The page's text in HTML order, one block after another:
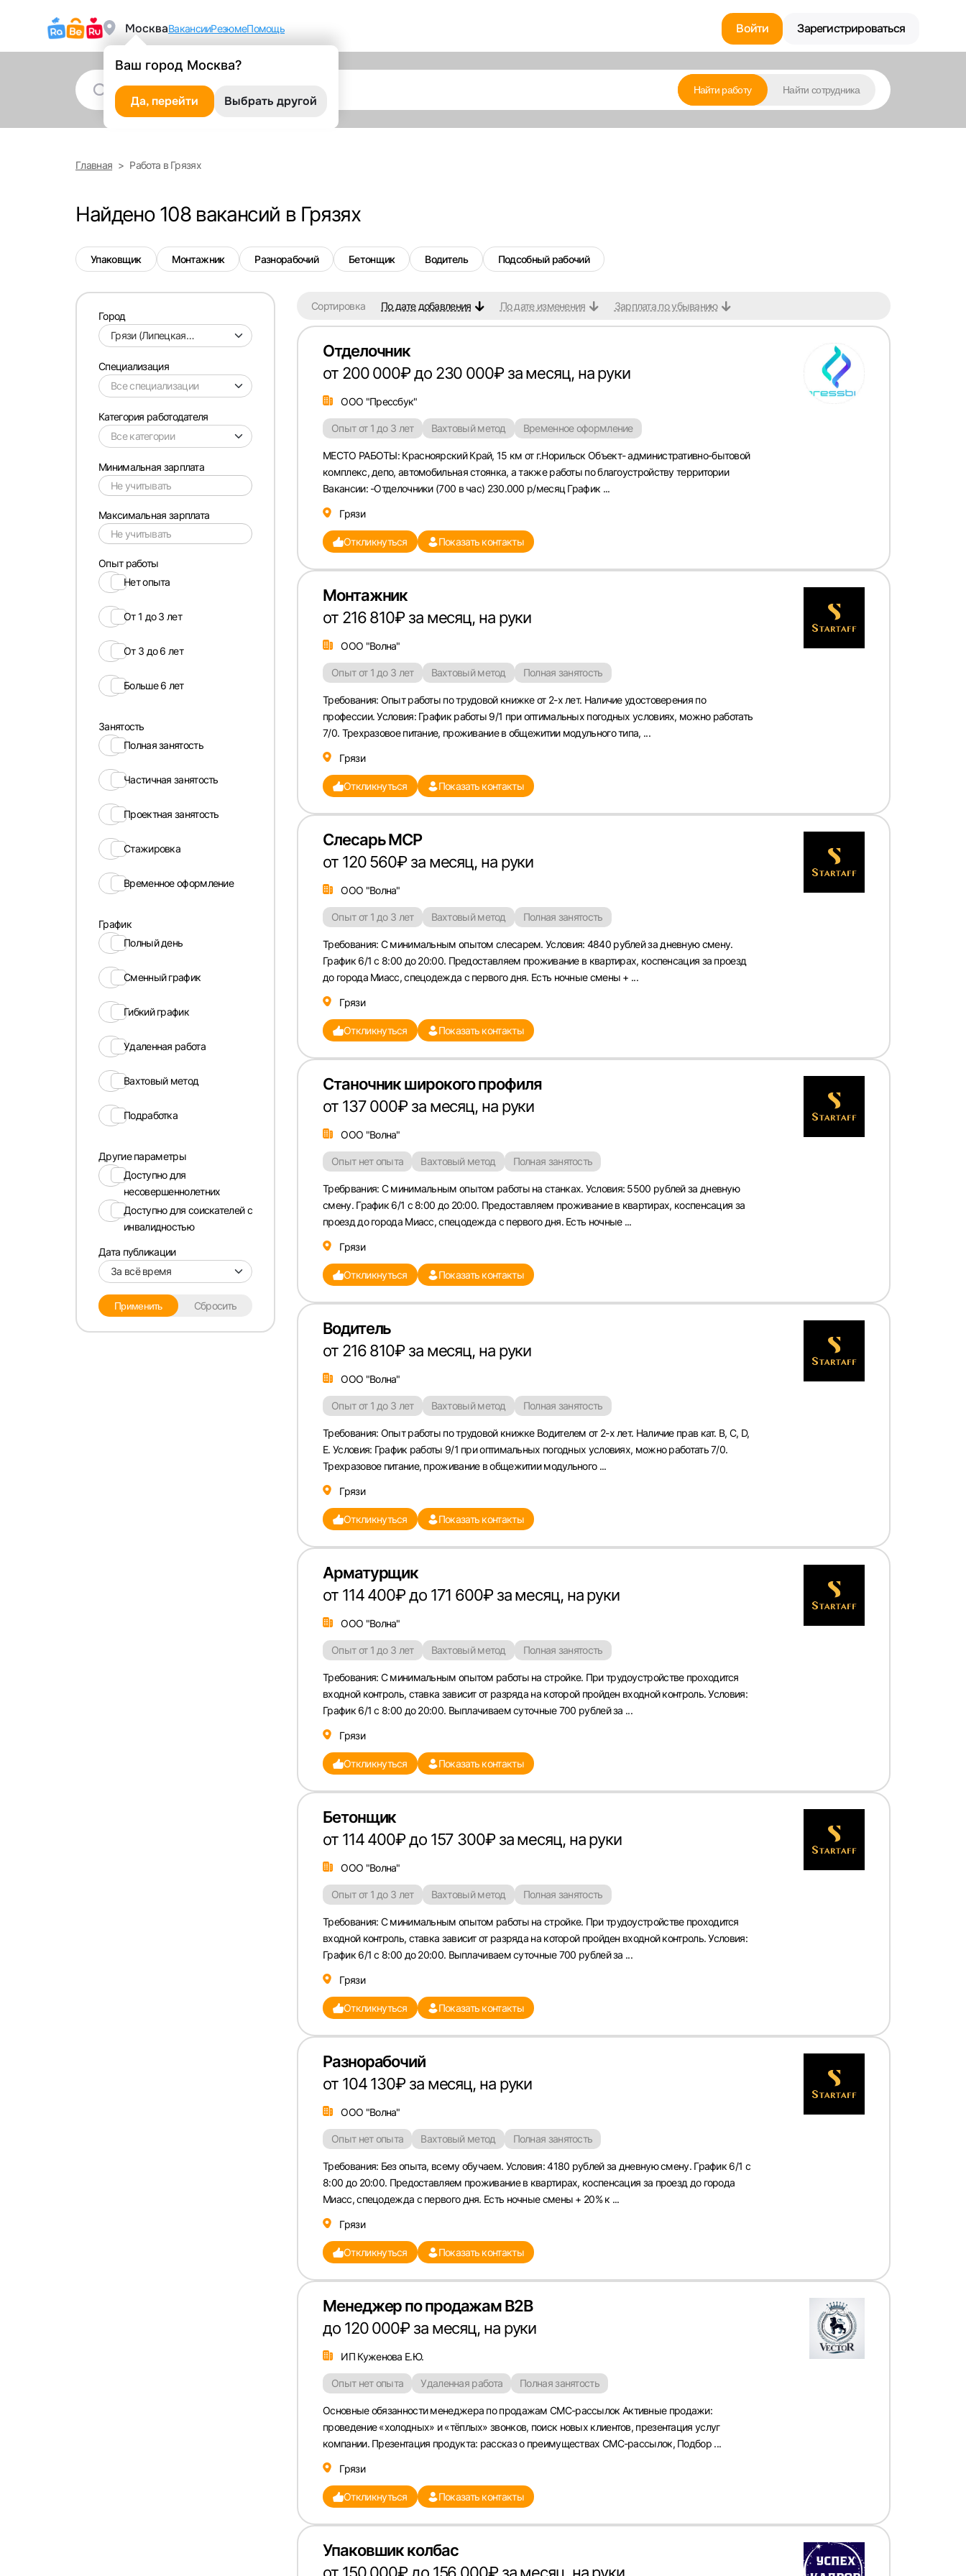
Москва
Ваш город Москва?
Да, перейти Выбрать другой
ВакансииРезюмеПомощь Войти Зарегистрироваться
Найти работу Найти сотрудника
Выберите город
Москва
Казань
Челябинск
Ульяновск
Курган Уфа
Вход в личный кабинет
Войдите в личный кабинет, чтобы просматривать
вакансии с контактами и оставлять отклики
E-mail или Телефон
Пароль
Войти с VK ID
Вход по коду
Главная Работа в Грязях
Найдено 108 вакансий в Грязях
Упаковщик Монтажник Разнорабочий Бетонщик Водитель Подсобный рабочий
Город
Грязи (Липецкая
область)
Специализация
Категория работодателя
Минимальная зарплата
Максимальная зарплата
Опыт работы
Нет опыта
От 1 до 3 лет
От 3 до 6 лет
Больше 6 лет
Занятость
Полная занятость
Частичная занятость
Проектная занятость
Стажировка
Временное оформление
График
Полный день
Сменный график
Гибкий график
Удаленная работа
Вахтовый метод
Подработка
Другие параметры
Доступно для
несовершеннолетних
Доступно для соискателей с
инвалидностью
Дата публикации
За всё время
Применить Сбросить
Сортировка По дате добавления По дате изменения Зарплата по убыванию
Отделочник
от 200 000₽ до 230 000₽ за месяц, на руки
ООО "Прессбук"
Опыт от 1 до 3 лет Вахтовый метод Временное оформление
МЕСТО РАБОТЫ: Красноярский Край, 15 км от г.Норильск Объект- административно-бытовой
комплекс, депо, автомобильная стоянка, а также работы по благоустройству территории
Вакансии: -Отделочники (700 в час) 230.000 р/месяц График ...
Грязи
Откликнуться Показать контакты
Монтажник
от 216 810₽ за месяц, на руки
ООО "Волна"
Опыт от 1 до 3 лет Вахтовый метод Полная занятость
Требования: Опыт работы по трудовой книжке от 2-х лет. Наличие удостоверения по
профессии. Условия: График работы 9/1 при оптимальных погодных условиях, можно работать
7/0. Трехразовое питание, проживание в общежитии модульного типа, ...
Грязи
Откликнуться Показать контакты
Слесарь МСР
от 120 560₽ за месяц, на руки
ООО "Волна"
Опыт от 1 до 3 лет Вахтовый метод Полная занятость
Требования: С минимальным опытом слесарем. Условия: 4840 рублей за дневную смену.
График 6/1 с 8:00 до 20:00. Предоставляем проживание в квартирах, коспенсация за проезд
до города Миасс, спецодежда с первого дня. Есть ночные смены + ...
Грязи
Откликнуться Показать контакты
Станочник широкого профиля
от 137 000₽ за месяц, на руки
ООО "Волна"
Опыт нет опыта Вахтовый метод Полная занятость
Требрвания: С минимальным опытом работы на станках. Условия: 5500 рублей за дневную
смену. График 6/1 с 8:00 до 20:00. Предоставляем проживание в квартирах, коспенсация за
проезд до города Миасс, спецодежда с первого дня. Есть ночные ...
Грязи
Откликнуться Показать контакты
Водитель
от 216 810₽ за месяц, на руки
ООО "Волна"
Опыт от 1 до 3 лет Вахтовый метод Полная занятость
Требования: Опыт работы по трудовой книжке Водителем от 2-х лет. Наличие прав кат. B, С, D,
E. Условия: График работы 9/1 при оптимальных погодных условиях, можно работать 7/0.
Трехразовое питание, проживание в общежитии модульного ...
Грязи
Откликнуться Показать контакты
Арматурщик
от 114 400₽ до 171 600₽ за месяц, на руки
ООО "Волна"
Опыт от 1 до 3 лет Вахтовый метод Полная занятость
Требования: С минимальным опытом работы на стройке. При трудоустройстве проходится
входной контроль, ставка зависит от разряда на которой пройден входной контроль. Условия:
График 6/1 с 8:00 до 20:00. Выплачиваем суточные 700 рублей за ...
Грязи
Откликнуться Показать контакты
Бетонщик
от 114 400₽ до 157 300₽ за месяц, на руки
ООО "Волна"
Опыт от 1 до 3 лет Вахтовый метод Полная занятость
Требования: С минимальным опытом работы на стройке. При трудоустройстве проходится
входной контроль, ставка зависит от разряда на которой пройден входной контроль. Условия:
График 6/1 с 8:00 до 20:00. Выплачиваем суточные 700 рублей за ...
Грязи
Откликнуться Показать контакты
Разнорабочий
от 104 130₽ за месяц, на руки
ООО "Волна"
Опыт нет опыта Вахтовый метод Полная занятость
Требования: Без опыта, всему обучаем. Условия: 4180 рублей за дневную смену. График 6/1 с
8:00 до 20:00. Предоставляем проживание в квартирах, коспенсация за проезд до города
Миасс, спецодежда с первого дня. Есть ночные смены + 20% к ...
Грязи
Откликнуться Показать контакты
Менеджер по продажам B2B
до 120 000₽ за месяц, на руки
ИП Куженова Е.Ю.
Опыт нет опыта Удаленная работа Полная занятость
Основные обязанности менеджера по продажам СМС-рассылок Активные продажи:
проведение «холодных» и «тёплых» звонков, поиск новых клиентов, презентация услуг
компании. Презентация продукта: рассказ о преимуществах СМС-рассылок, Подбор ...
Грязи
Откликнуться Показать контакты
Упаковшик колбас